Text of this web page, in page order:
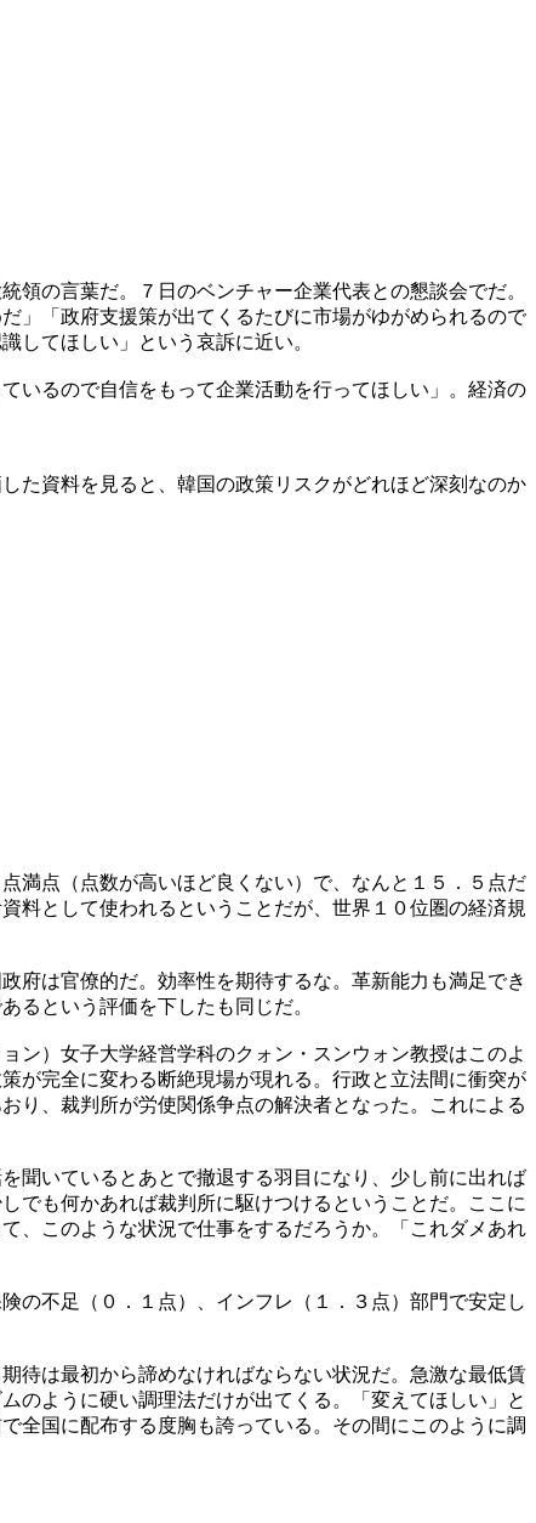
領の言葉だ。７日のベンチャー企業代表との懇談会でだ。
」「政府支援策が出てくるたびに市場がゆがめられるので
してほしい」という哀訴に近い。
いるので自信をもって企業活動を行ってほしい」。経済の
た資料を見ると、韓国の政策リスクがどれほど深刻なのか
満点（点数が高いほど良くない）で、なんと１５．５点だ
料として使われるということだが、世界１０位圏の経済規
府は官僚的だ。効率性を期待するな。革新能力も満足でき
るという評価を下したも同じだ。
ン）女子大学経営学科のクォン・スンウォン教授はこのよ
が完全に変わる断絶現場が現れる。行政と立法間に衝突が
り、裁判所が労使関係争点の解決者となった。これによる
聞いているとあとで撤退する羽目になり、少し前に出れば
でも何かあれば裁判所に駆けつけるということだ。ここに
、このような状況で仕事をするだろうか。「これダメあれ
の不足（０．１点）、インフレ（１．３点）部門で安定し
待は最初から諦めなければならない状況だ。急激な最低賃
のように硬い調理法だけが出てくる。「変えてほしい」と
全国に配布する度胸も誇っている。その間にこのように調